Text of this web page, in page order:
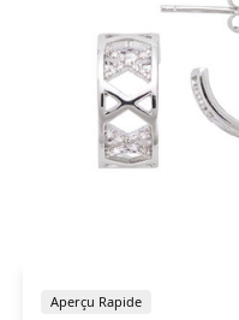
Aperçu Rapide